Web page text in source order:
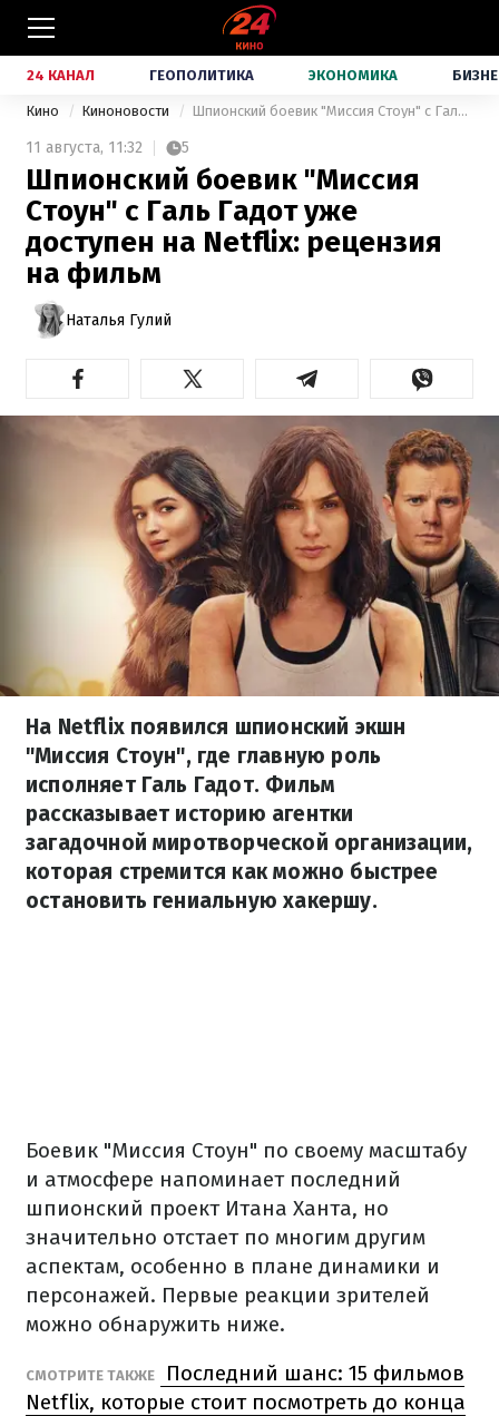
24 КАНАЛ ГЕОПОЛИТИКА ЭКОНОМИКА
Кино Киноновости Шпионский боевик "Миссия Стоун" с Галь Гадот уже доступен на Netflix: рецензия на фильм
11 августа, 11:32 5
Шпионский боевик "Миссия
Стоун" с Галь Гадот уже
доступен на Netflix: рецензия
на фильм
Наталья Гулий
На Netflix появился шпионский экшн
"Миссия Стоун", где главную роль
исполняет Галь Гадот. Фильм
рассказывает историю агентки
загадочной миротворческой организации,
которая стремится как можно быстрее
остановить гениальную хакершу.
Боевик "Миссия Стоун" по своему масштабу
и атмосфере напоминает последний
шпионский проект Итана Ханта, но
значительно отстает по многим другим
аспектам, особенно в плане динамики и
персонажей. Первые реакции зрителей
можно обнаружить ниже.
СМОТРИТЕ ТАКЖЕ
Последний шанс: 15 фильмов
Netflix, которые стоит посмотреть до конца